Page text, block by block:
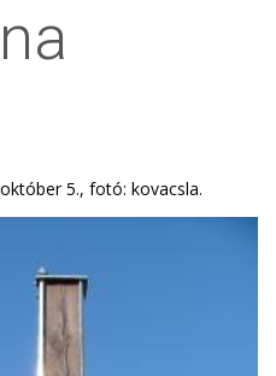
5., fotó: kovacsla.